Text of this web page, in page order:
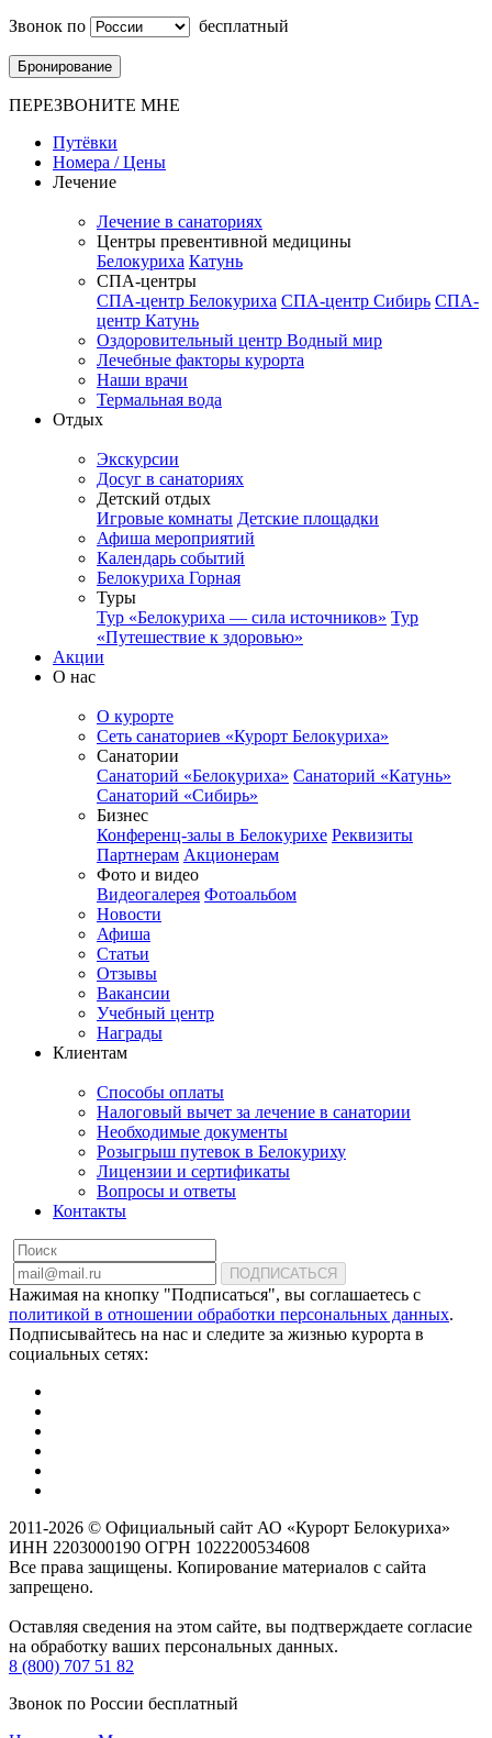
Звонок по
бесплатный
Бронирование
ПЕРЕЗВОНИТЕ МНЕ
Путёвки
Номера / Цены
Лечение
Лечение в санаториях
Центры превентивной медицины
Белокуриха Катунь
СПА-центры
СПА-центр Белокуриха СПА-центр Сибирь СПА-
центр Катунь
Оздоровительный центр Водный мир
Лечебные факторы курорта
Наши врачи
Термальная вода
Отдых
Экскурсии
Досуг в санаториях
Детский отдых
Игровые комнаты Детские площадки
Афиша мероприятий
Календарь событий
Белокуриха Горная
Туры
Тур «Белокуриха — сила источников» Тур
«Путешествие к здоровью»
Акции
О нас
О курорте
Сеть санаториев «Курорт Белокуриха»
Санатории
Санаторий «Белокуриха» Санаторий «Катунь»
Санаторий «Сибирь»
Бизнес
Конференц-залы в Белокурихе Реквизиты
Партнерам Акционерам
Фото и видео
Видеогалерея Фотоальбом
Новости
Афиша
Статьи
Отзывы
Вакансии
Учебный центр
Награды
Клиентам
Способы оплаты
Налоговый вычет за лечение в санатории
Необходимые документы
Розыгрыш путевок в Белокуриху
Лицензии и сертификаты
Вопросы и ответы
Контакты
ПОДПИСАТЬСЯ
Нажимая на кнопку "Подписаться", вы соглашаетесь с
политикой в отношении обработки персональных данных.
Подписывайтесь на нас и следите за жизнью курорта в
социальных сетях:
2011-2026 © Официальный сайт АО «Курорт Белокуриха»
ИНН 2203000190 ОГРН 1022200534608
Все права защищены. Копирование материалов с сайта
запрещено.
Оставляя сведения на этом сайте, вы подтверждаете согласие
на обработку ваших персональных данных.
8 (800) 707 51 82
Звонок по России бесплатный